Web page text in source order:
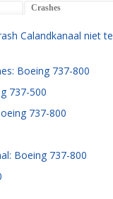
Crashes
Calandkanaal niet te
Boeing 737-800
737-500
737-800
Boeing 737-800